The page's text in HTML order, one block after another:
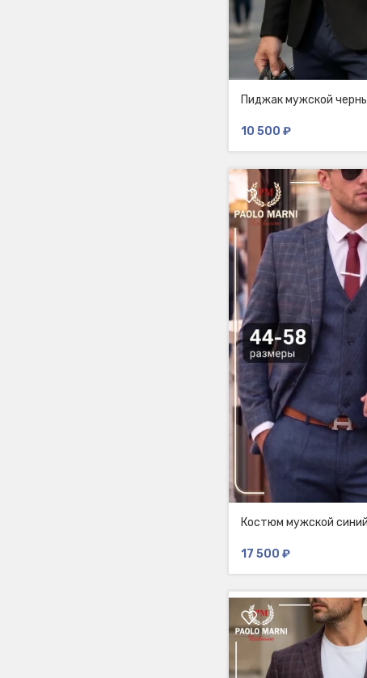
Пиджак мужской
10 500 ₽
Костюм мужской
17 500 ₽